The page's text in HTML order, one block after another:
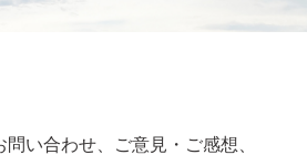
い合わせ、ご意見・ご感想、